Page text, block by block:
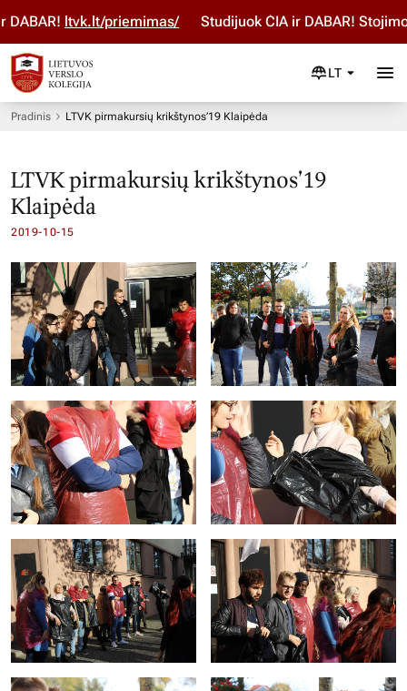
ltvk.lt/priemimas/ Studijuok ČIA ir DABAR! Stojimo
LT
Pradinis LTVK pirmakursių krikštynos’19 Klaipėda
LTVK pirmakursių krikštynos’19
Klaipėda
2019-10-15